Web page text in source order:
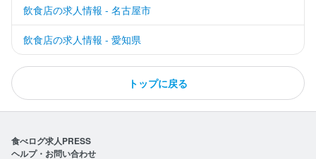
飲食店の求人情報 - 名古屋市
飲食店の求人情報 - 愛知県
トップに戻る
食べログ求人PRESS
ヘルプ・お問い合わせ